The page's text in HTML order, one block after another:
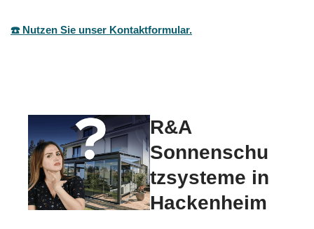
☎️ Nutzen Sie unser Kontaktformular.
R&A
Sonnenschu
tzsysteme in
Hackenheim